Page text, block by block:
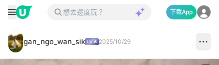
下載App
gan_ngo_wan_sik 2025/10/29